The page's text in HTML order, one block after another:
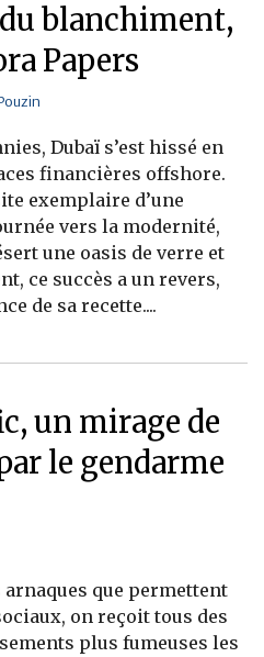
blanchiment,
Papers
Dubaï s’est hissé en
financières offshore.
exemplaire d’une
vers la modernité,
une oasis de verre et
ce succès a un revers,
de sa recette....
un mirage de
le gendarme
que permettent
on reçoit tous des
plus fumeuses les